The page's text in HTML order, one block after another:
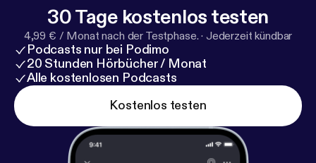
30 Tage kostenlos testen
4,99 € / Monat nach der Testphase. · Jederzeit kündbar
Podcasts nur bei Podimo
20 Stunden Hörbücher / Monat
Alle kostenlosen Podcasts
Kostenlos testen